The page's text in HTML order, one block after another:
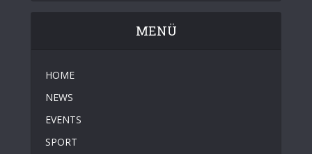
MENÜ
HOME
NEWS
EVENTS
SPORT